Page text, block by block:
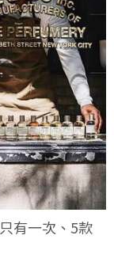
有一次、5款